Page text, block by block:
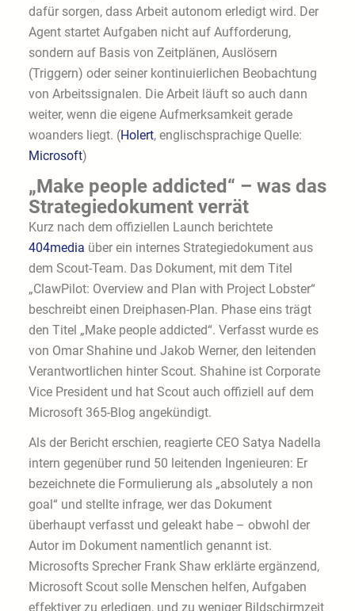
dafür sorgen, dass Arbeit autonom erledigt wird. Der
Agent startet Aufgaben nicht auf Aufforderung,
sondern auf Basis von Zeitplänen, Auslösern
(Triggern) oder seiner kontinuierlichen Beobachtung
von Arbeitssignalen. Die Arbeit läuft so auch dann
weiter, wenn die eigene Aufmerksamkeit gerade
woanders liegt. (Holert, englischsprachige Quelle:
Microsoft)
„Make people addicted“ – was das
Strategiedokument verrät
Kurz nach dem offiziellen Launch berichtete
404media über ein internes Strategiedokument aus
dem Scout-Team. Das Dokument, mit dem Titel
„ClawPilot: Overview and Plan with Project Lobster“
beschreibt einen Dreiphasen-Plan. Phase eins trägt
den Titel „Make people addicted“. Verfasst wurde es
von Omar Shahine und Jakob Werner, den leitenden
Verantwortlichen hinter Scout. Shahine ist Corporate
Vice President und hat Scout auch offiziell auf dem
Microsoft 365-Blog angekündigt.
Als der Bericht erschien, reagierte CEO Satya Nadella
intern gegenüber rund 50 leitenden Ingenieuren: Er
bezeichnete die Formulierung als „absolutely a non
goal“ und stellte infrage, wer das Dokument
überhaupt verfasst und geleakt habe – obwohl der
Autor im Dokument namentlich genannt ist.
Microsofts Sprecher Frank Shaw erklärte ergänzend,
Microsoft Scout solle Menschen helfen, Aufgaben
effektiver zu erledigen, und zu weniger Bildschirmzeit